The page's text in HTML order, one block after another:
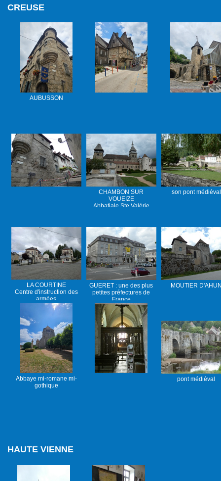
CREUSE
AUBUSSON
CHAMBON SUR
VOUEIZE
Abbatiale Ste Valérie
son pont médiéval
LA COURTINE
Centre d'instruction des
armées
GUERET : une des plus
petites préfectures de
France
MOUTIER
Abbaye mi-romane mi-
gothique
pont médiéval
HAUTE VIENNE